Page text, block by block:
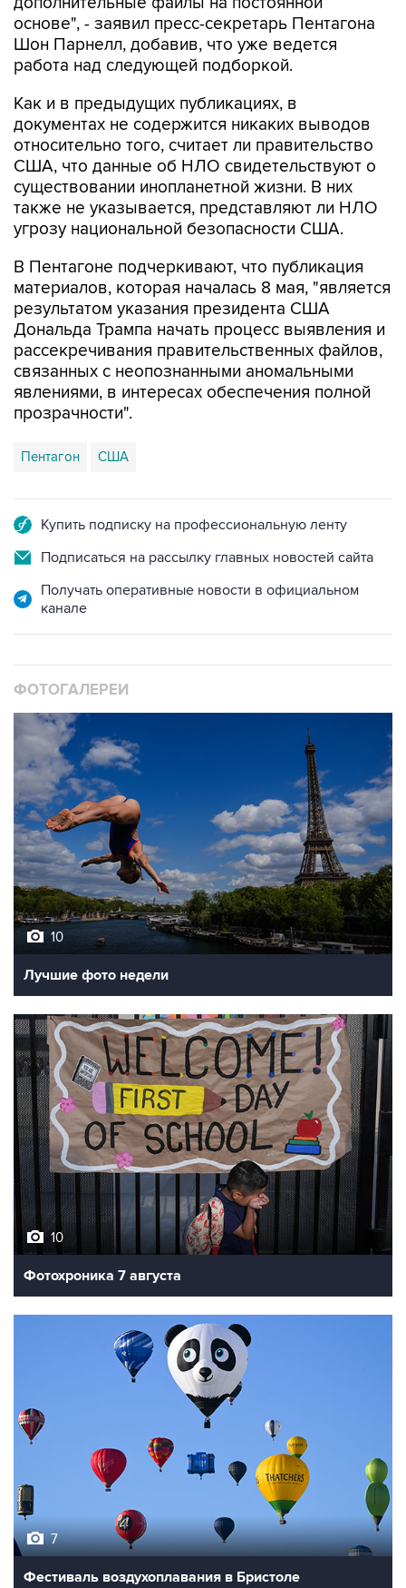
основе", - заявил пресс-секретарь Пентагона
Шон Парнелл, добавив, что уже ведется
работа над следующей подборкой.
Как и в предыдущих публикациях, в
документах не содержится никаких выводов
относительно того, считает ли правительство
США, что данные об НЛО свидетельствуют о
существовании инопланетной жизни. В них
также не указывается, представляют ли НЛО
угрозу национальной безопасности США.
В Пентагоне подчеркивают, что публикация
материалов, которая началась 8 мая, "является
результатом указания президента США
Дональда Трампа начать процесс выявления и
рассекречивания правительственных файлов,
связанных с неопознанными аномальными
явлениями, в интересах обеспечения полной
прозрачности".
Пентагон США
Купить подписку на профессиональную ленту
Подписаться на рассылку главных новостей сайта
Получать оперативные новости в официальном
канале
ФОТОГАЛЕРЕИ
10
Лучшие фото недели
10
Фотохроника 7 августа
7
Фестиваль воздухоплавания в Бристоле